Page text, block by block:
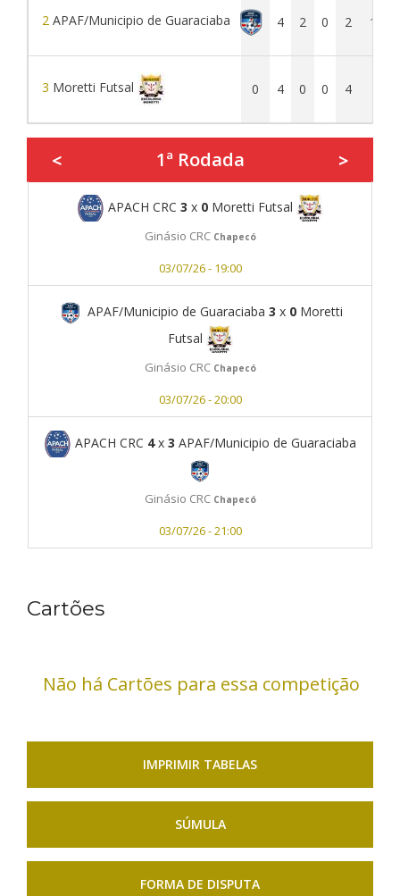
2 APAF/Municipio de Guaraciaba 6 4 2 0 2 10
3 Moretti Futsal 0 4 0 0 4
< 1ª Rodada >
APACH CRC 3 x 0Moretti Futsal
Ginásio CRC Chapecó
03/07/26 - 19:00
APAF/Municipio de Guaraciaba 3 x 0 Moretti
Futsal
Ginásio CRC Chapecó
03/07/26 - 20:00
APACH CRC 4x 3 APAF/Municipio de Guaraciaba
Ginásio CRC Chapecó
03/07/26 - 21:00
Cartões
Não há Cartões para essa competição
IMPRIMIR TABELAS
SÚMULA
FORMA DE DISPUTA